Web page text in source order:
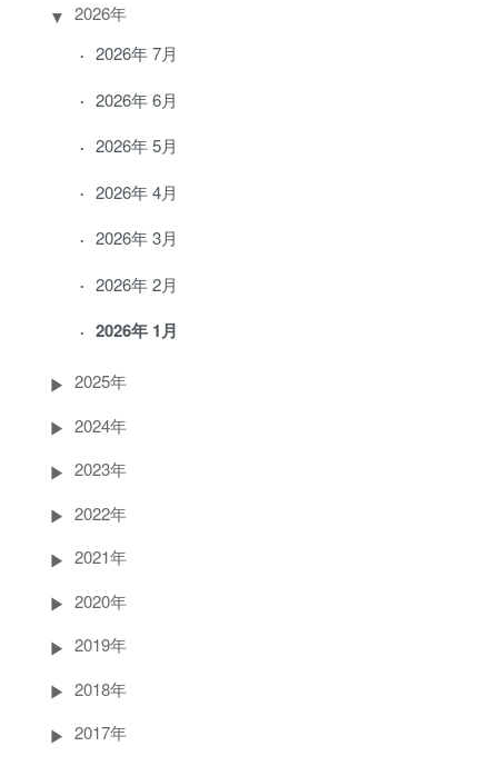
2026年
2026年 7月
2026年 6月
2026年 5月
2026年 4月
2026年 3月
2026年 2月
2026年 1月
2025年
2024年
2023年
2022年
2021年
2020年
2019年
2018年
2017年